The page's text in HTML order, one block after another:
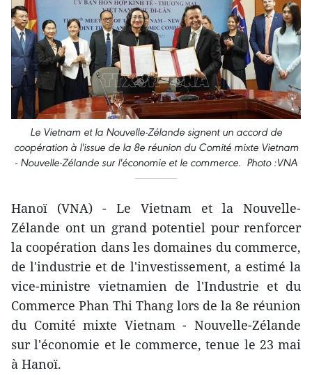
Le Vietnam et la Nouvelle-Zélande signent un accord de
coopération à l'issue de la 8e réunion du Comité mixte Vietnam
- Nouvelle-Zélande sur l'économie et le commerce. Photo :VNA
Hanoï (VNA) - Le Vietnam et la Nouvelle-
Zélande ont un grand potentiel pour renforcer
la coopération dans les domaines du commerce,
de l'industrie et de l'investissement, a estimé la
vice-ministre vietnamien de l'Industrie et du
Commerce Phan Thi Thang lors de la 8e réunion
du Comité mixte Vietnam - Nouvelle-Zélande
sur l'économie et le commerce, tenue le 23 mai
à Hanoï.